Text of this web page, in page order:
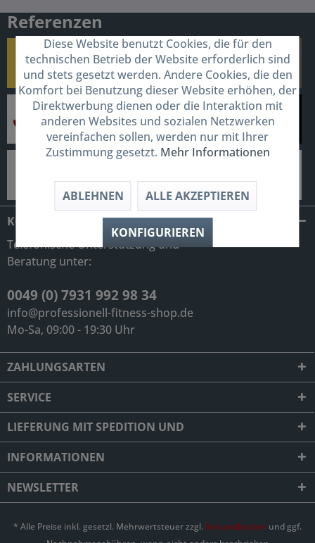
Referenzen
KONTAKT
Telefonische Unterstützung und
Beratung unter:
0049 (0) 7931 992 98 34
info@professionell-fitness-shop.de
Mo-Sa, 09:00 - 19:30 Uhr
ZAHLUNGSARTEN
SERVICE
LIEFERUNG MIT SPEDITION UND
INFORMATIONEN
NEWSLETTER
* Alle Preise inkl. gesetzl. Mehrwertsteuer zzgl. Versandkosten und ggf.
Diese Website benutzt Cookies, die für den
technischen Betrieb der Website erforderlich sind
und stets gesetzt werden. Andere Cookies, die den
Komfort bei Benutzung dieser Website erhöhen, der
Direktwerbung dienen oder die Interaktion mit
anderen Websites und sozialen Netzwerken
vereinfachen sollen, werden nur mit Ihrer
Zustimmung gesetzt. Mehr Informationen
ABLEHNEN ALLE AKZEPTIEREN
KONFIGURIEREN